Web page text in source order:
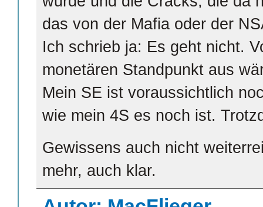
das von der Mafia oder der
Ich schrieb ja: Es geht nicht.
monetären Standpunkt aus
Mein SE ist voraussichtlich
wie mein 4S es noch ist.
Gewissens auch nicht
mehr, auch klar.